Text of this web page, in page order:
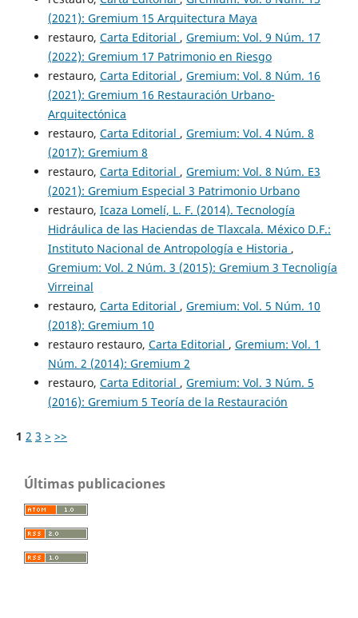
(2021): Gremium 15 Arquitectura Maya
restauro, Carta Editorial , Gremium: Vol. 9 Núm. 17
(2022): Gremium 17 Patrimonio en Riesgo
restauro, Carta Editorial , Gremium: Vol. 8 Núm. 16
(2021): Gremium 16 Restauración Urbano-
Arquitectónica
restauro, Carta Editorial , Gremium: Vol. 4 Núm. 8
(2017): Gremium 8
restauro, Carta Editorial , Gremium: Vol. 8 Núm. E3
(2021): Gremium Especial 3 Patrimonio Urbano
restauro, Icaza Lomelí, L. F. (2014). Tecnología
Hidráulica de las Haciendas de Tlaxcala. México D.F.:
Instituto Nacional de Antropología e Historia ,
Gremium: Vol. 2 Núm. 3 (2015): Gremium 3 Tecnoligía
Virreinal
restauro, Carta Editorial , Gremium: Vol. 5 Núm. 10
(2018): Gremium 10
restauro restauro, Carta Editorial , Gremium: Vol. 1
Núm. 2 (2014): Gremium 2
restauro, Carta Editorial , Gremium: Vol. 3 Núm. 5
(2016): Gremium 5 Teoría de la Restauración
1 2 3 > >>
Últimas publicaciones